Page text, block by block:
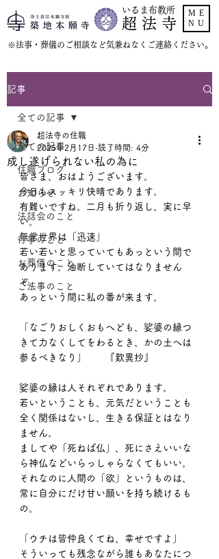
いるま布教所
超 法 寺
​※法事・葬儀のご相談など気兼ねなくご連絡ください。
ME
NU
記事
全ての記事
住職ブログ
お知らせ
法話会のこと
行事のこと
お葬儀のこと
ご法事のこと
全ての記事
成し遂げられない私の為に
超法寺の住職
2025年2月17日 読了時間: 4分
皆さま、おはようございます。
今日もスッキリ快晴であります。
有難いですね。二月も折り返し、実に早
い。
無常世界は「迅速」
若い若いと思っていてもあっという間で
あります。油断していてはなりません
ぞ。
あっという間に私の番が来ます。
「なごりおしくおもへども、娑婆の縁つ
きて力なくしてをわるとき、かの土へは
参るべきなり」　　『歎異抄』
娑婆の縁は人それぞれであります。
若いということも、元気だということも
全く関係はないし、生きる保証とはなり
ません。
ましてや「死ねば仏」、死にさえいいな
ら神仏などいらっしゃらなくてもいい。
それなのに人間の「欲」というものは、
常に自分にだけ甘い願いを持ち続けるも
の。
「ウチは皆仲良くてね、幸せですよ」
そういっても残念ながら誰もあなたにつ